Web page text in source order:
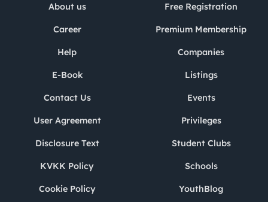
About us
Career
Help
E-Book
Contact Us
User Agreement
Disclosure Text
KVKK Policy
Cookie Policy
Free Registration
Premium Membership
Companies
Listings
Events
Privileges
Student Clubs
Schools
YouthBlog